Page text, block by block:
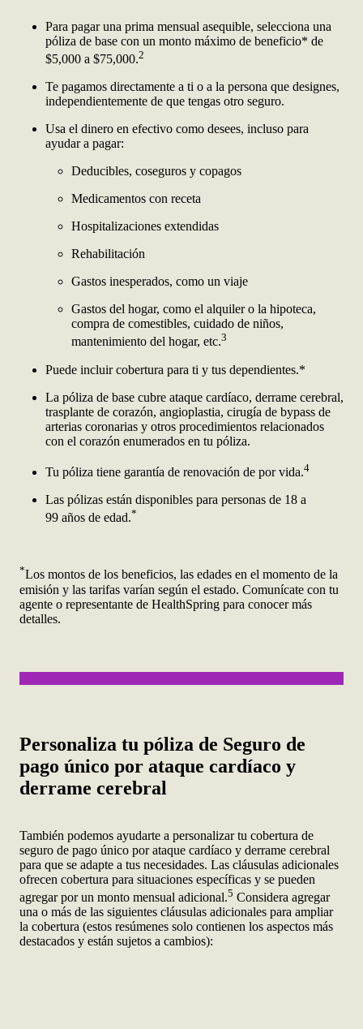
Para pagar una prima mensual asequible, selecciona una
póliza de base con un monto máximo de beneficio* de
$5,000 a $75,000.2
Te pagamos directamente a ti o a la persona que designes,
independientemente de que tengas otro seguro.
Usa el dinero en efectivo como desees, incluso para
ayudar a pagar:
Deducibles, coseguros y copagos
Medicamentos con receta
Hospitalizaciones extendidas
Rehabilitación
Gastos inesperados, como un viaje
Gastos del hogar, como el alquiler o la hipoteca,
compra de comestibles, cuidado de niños,
mantenimiento del hogar, etc.3
Puede incluir cobertura para ti y tus dependientes.*
La póliza de base cubre ataque cardíaco, derrame cerebral,
trasplante de corazón, angioplastia, cirugía de bypass de
arterias coronarias y otros procedimientos relacionados
con el corazón enumerados en tu póliza.
Tu póliza tiene garantía de renovación de por vida.4
Las pólizas están disponibles para personas de 18 a
99 años de edad.*
*Los montos de los beneficios, las edades en el momento de la
emisión y las tarifas varían según el estado. Comunícate con tu
agente o representante de HealthSpring para conocer más
detalles.
Personaliza tu póliza de Seguro de
pago único por ataque cardíaco y
derrame cerebral
También podemos ayudarte a personalizar tu cobertura de
seguro de pago único por ataque cardíaco y derrame cerebral
para que se adapte a tus necesidades. Las cláusulas adicionales
ofrecen cobertura para situaciones específicas y se pueden
agregar por un monto mensual adicional.5 Considera agregar
una o más de las siguientes cláusulas adicionales para ampliar
la cobertura (estos resúmenes solo contienen los aspectos más
destacados y están sujetos a cambios):